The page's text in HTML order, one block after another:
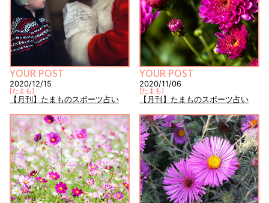
YOUR POST
2020/12/15
[たまも]
【月刊】たまものスポーツ占い
YOUR POST
2020/11/06
[たまも]
【月刊】たまものスポーツ占い